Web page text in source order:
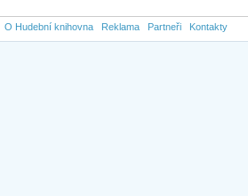
O Hudební knihovna Reklama Partneři Kontakty